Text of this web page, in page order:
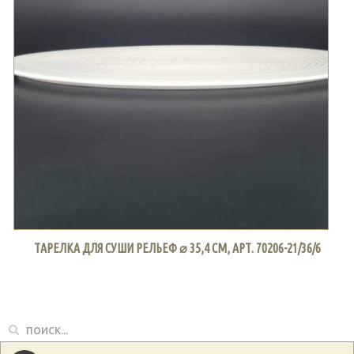
ТАРЕЛКА ДЛЯ СУШИ РЕЛЬЕФ ⌀ 35,4 СМ, АРТ. 70206-21/36/6